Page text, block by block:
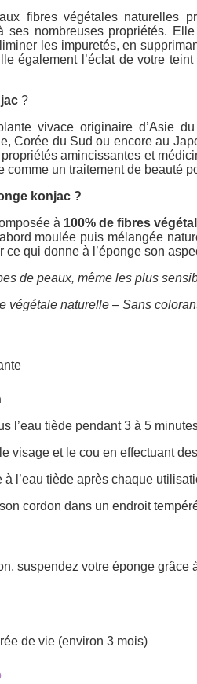
fibres végétales naturelles
ses nombreuses propriétés.
les impuretés, en
également l’éclat de votre
?
vivace originaire d’Asie
Corée du Sud ou encore au
amincissantes et
comme un traitement de beauté
konjac ?
à 100% de fibres
moulée puis mélangée
ce qui donne à l’éponge son
de peaux, même les plus
végétale naturelle – Sans
l’eau tiède pendant 3 à 5
visage et le cou en effectuant
à l’eau tiède après chaque
cordon dans un endroit
suspendez votre éponge grâce
de vie (environ 3 mois)